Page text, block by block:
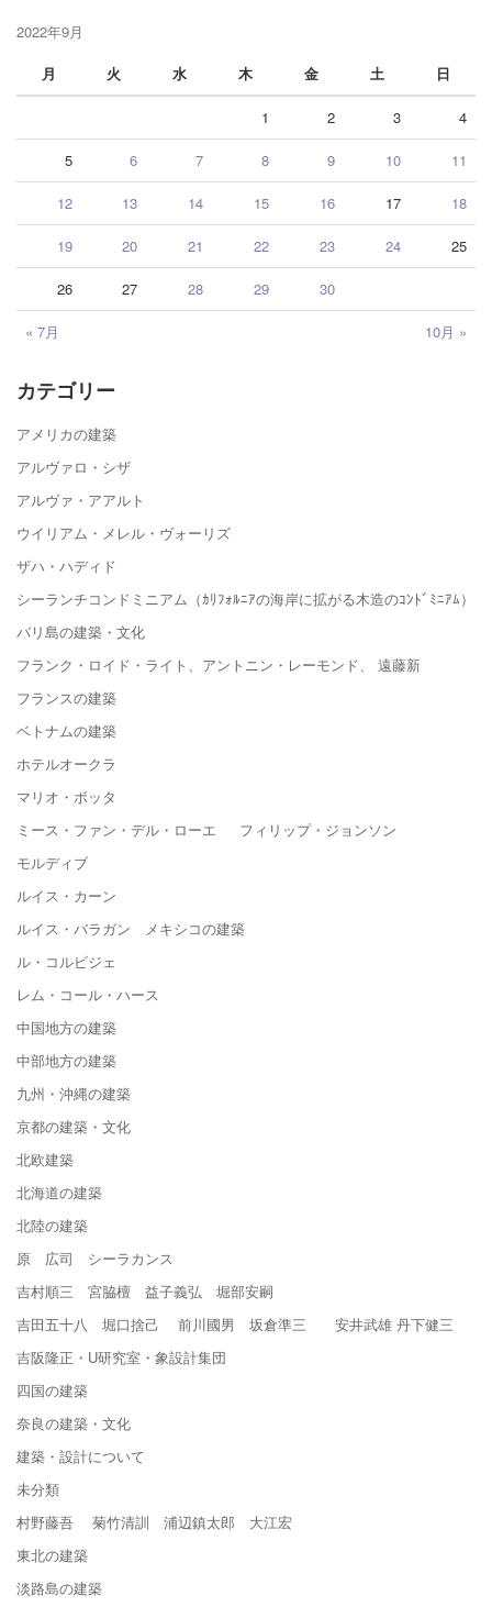
2022年9月
月
火 水 木 金 土 日
« 7月 10月 »
1 2 3 4
5 6 7 8 9 10 11
12 13 14 15 16 17 18
19 20 21 22 23 24 25
26 27 28 29 30
カテゴリー
アメリカの建築
アルヴァロ・シザ
アルヴァ・アアルト
ウイリアム・メレル・ヴォーリズ
ザハ・ハディド
シーランチコンドミニアム（ｶﾘﾌｫﾙﾆｱの海岸に拡がる木造のｺﾝﾄﾞﾐﾆｱﾑ）
バリ島の建築・文化
フランク・ロイド・ライト、アントニン・レーモンド、 遠藤新
フランスの建築
ベトナムの建築
ホテルオークラ
マリオ・ボッタ
ミース・ファン・デル・ローエ フィリップ・ジョンソン
モルディブ
ルイス・カーン
ルイス・バラガン メキシコの建築
ル・コルビジェ
レム・コール・ハース
中国地方の建築
中部地方の建築
九州・沖縄の建築
京都の建築・文化
北欧建築
北海道の建築
北陸の建築
原 広司 シーラカンス
吉村順三 宮脇檀 益子義弘 堀部安嗣
吉田五十八 堀口捨己 前川國男 坂倉準三 安井武雄 丹下健三
吉阪隆正・U研究室・象設計集団
四国の建築
奈良の建築・文化
建築・設計について
未分類
村野藤吾 菊竹清訓 浦辺鎮太郎 大江宏
東北の建築
淡路島の建築